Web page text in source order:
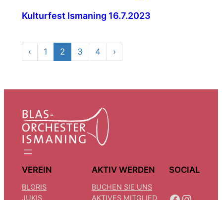
Kulturfest Ismaning 16.7.2023
‹ 1 2 3 4 ›
VEREIN
BLORIS
JUKIS
AKTIV WERDEN
BUCHEN SIE UNS
AKTIVES MITGLIED
SOCIAL